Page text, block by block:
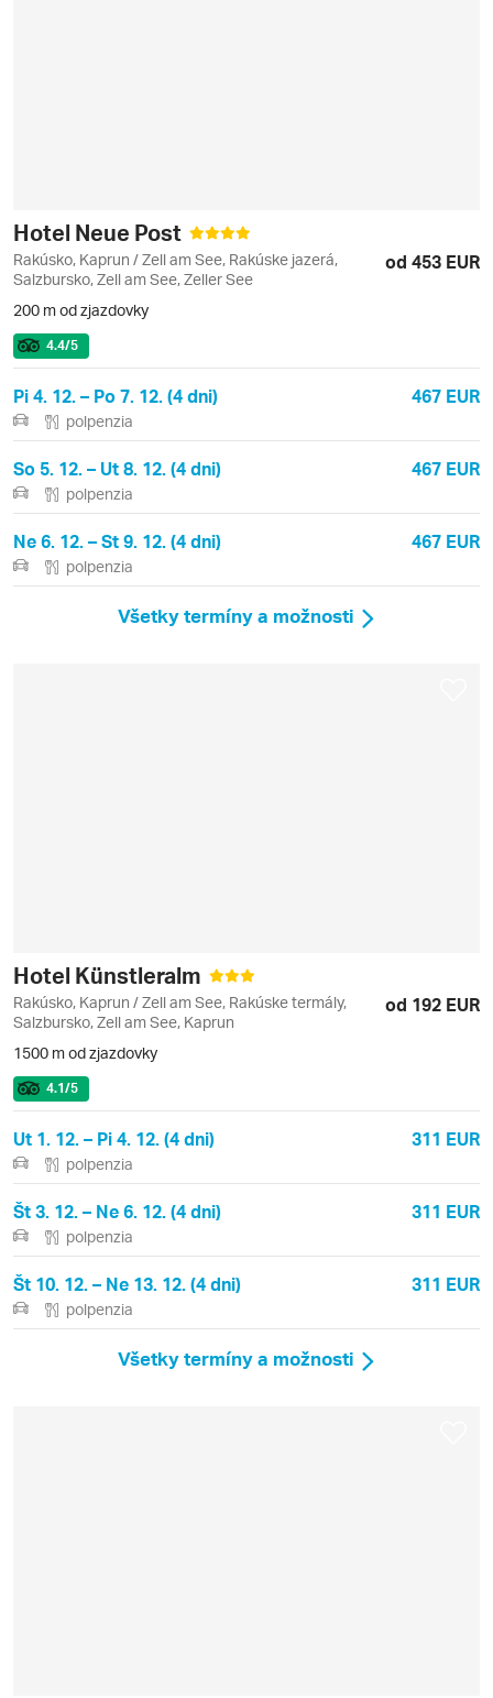
Hotel Neue Post
Rakúsko, Kaprun / Zell am See, Rakúske jazerá,
Salzbursko, Zell am See, Zeller See
od 453 EUR
200 m od zjazdovky
4.4/5
Pi 4. 12. – Po 7. 12. (4 dni) 467 EUR
polpenzia
So 5. 12. – Ut 8. 12. (4 dni) 467 EUR
polpenzia
Ne 6. 12. – St 9. 12. (4 dni) 467 EUR
polpenzia
Všetky termíny a možnosti
Hotel Künstleralm
Rakúsko, Kaprun / Zell am See, Rakúske termály,
Salzbursko, Zell am See, Kaprun
od 192 EUR
1500 m od zjazdovky
4.1/5
Ut 1. 12. – Pi 4. 12. (4 dni) 311 EUR
polpenzia
Št 3. 12. – Ne 6. 12. (4 dni) 311 EUR
polpenzia
Št 10. 12. – Ne 13. 12. (4 dni) 311 EUR
polpenzia
Všetky termíny a možnosti